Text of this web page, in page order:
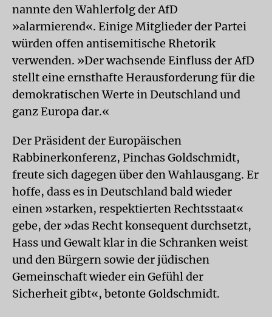
nannte den Wahlerfolg der AfD
»alarmierend«. Einige Mitglieder der Partei
würden offen antisemitische Rhetorik
verwenden. »Der wachsende Einfluss der AfD
stellt eine ernsthafte Herausforderung für die
demokratischen Werte in Deutschland und
ganz Europa dar.«
Der Präsident der Europäischen
Rabbinerkonferenz, Pinchas Goldschmidt,
freute sich dagegen über den Wahlausgang. Er
hoffe, dass es in Deutschland bald wieder
einen »starken, respektierten Rechtsstaat«
gebe, der »das Recht konsequent durchsetzt,
Hass und Gewalt klar in die Schranken weist
und den Bürgern sowie der jüdischen
Gemeinschaft wieder ein Gefühl der
Sicherheit gibt«, betonte Goldschmidt.